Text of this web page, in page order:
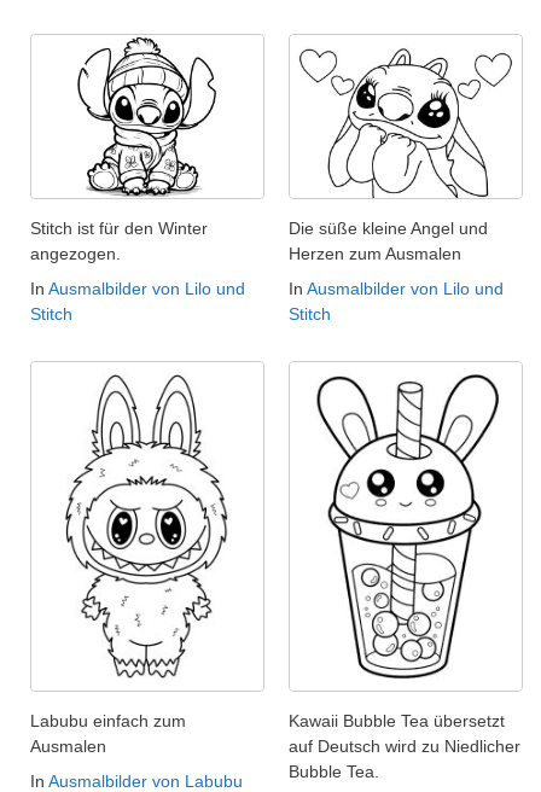
Stitch ist für den Winter
angezogen.
In Ausmalbilder von Lilo und
Stitch
Die süße kleine Angel und
Herzen zum Ausmalen
In Ausmalbilder von Lilo und
Stitch
Labubu einfach zum
Ausmalen
In Ausmalbilder von Labubu
Kawaii Bubble Tea übersetzt
auf Deutsch wird zu Niedlicher
Bubble Tea.